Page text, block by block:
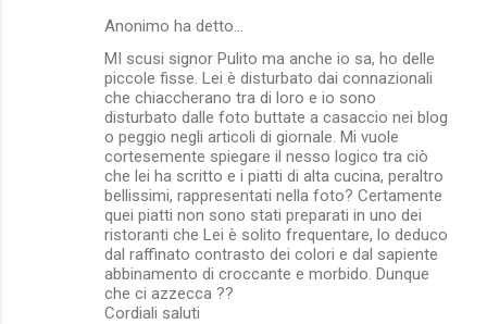
Anonimo ha detto…
MI scusi signor Pulito ma anche io sa, ho delle
piccole fisse. Lei è disturbato dai connazionali
che chiaccherano tra di loro e io sono
disturbato dalle foto buttate a casaccio nei blog
o peggio negli articoli di giornale. Mi vuole
cortesemente spiegare il nesso logico tra ciò
che lei ha scritto e i piatti di alta cucina, peraltro
bellissimi, rappresentati nella foto? Certamente
quei piatti non sono stati preparati in uno dei
ristoranti che Lei è solito frequentare, lo deduco
dal raffinato contrasto dei colori e dal sapiente
abbinamento di croccante e morbido. Dunque
che ci azzecca ??
Cordiali saluti